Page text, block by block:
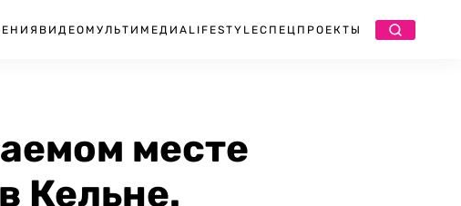
ВИДЕО МУЛЬТИМЕДИА LIFESTYLEСПЕЦПРОЕКТЫ
месте
Кельне.